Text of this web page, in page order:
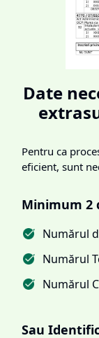
Date
Pentru ca
eficient, sunt
Minimum 2
Numărul
Numărul
Numărul
Sau